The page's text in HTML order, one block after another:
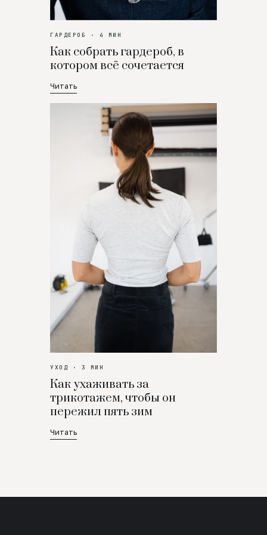
ГАРДЕРОБ · 4 МИН
Как собрать гардероб, в
котором всё сочетается
Читать
УХОД · 3 МИН
Как ухаживать за
трикотажем, чтобы он
пережил пять зим
Читать